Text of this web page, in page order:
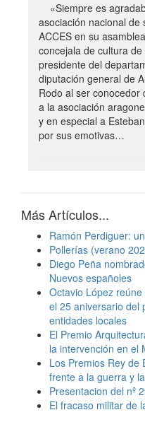
«Siempre es
asociación nacional de
ACCES en su
concejala de cultura
presidente del
diputación general de
Rodo al ser conocedor
a la asociación
y en especial a
por sus emotivas…
Más Artículos...
Ramón Perdiguer:
Pollerías (verano
Diego Peña
Nuevos españoles
Octavio López
el 25 aniversario del
entidades locales
El Premio
la intervención en el
Los Premios Rey de
frente a la guerra y
Presentacion del nº
El fracaso militar de